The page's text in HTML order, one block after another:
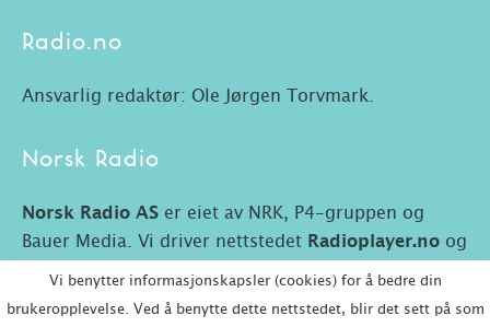
Radio.no
Ansvarlig redaktør: Ole Jørgen Torvmark.
Norsk Radio
Norsk Radio AS er eiet av NRK, P4-gruppen og
Bauer Media. Vi driver nettstedet Radioplayer.no og
Vi benytter informasjonskapsler (cookies) for å bedre din
brukeropplevelse. Ved å benytte dette nettstedet, blir det sett på som